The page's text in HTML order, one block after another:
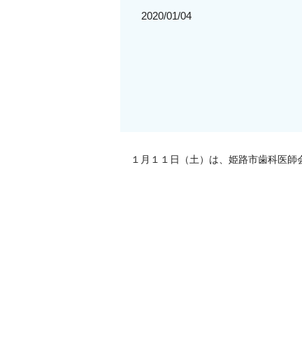
2020/01/04
１月１１日（土）は、姫路市歯科医